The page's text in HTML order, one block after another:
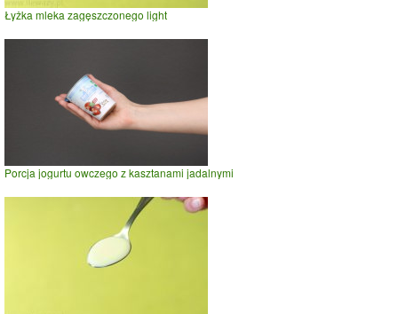
Łyżka mleka zagęszczonego light
Porcja jogurtu owczego z kasztanami jadalnymi